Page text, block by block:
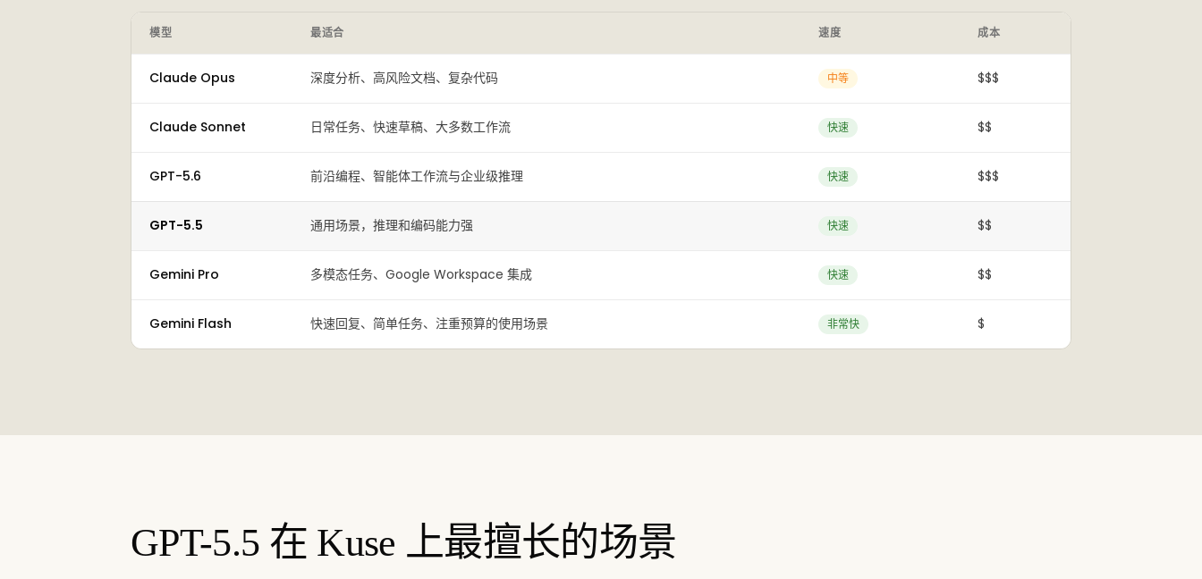
模型 最适合 速度 成本
Claude Opus 深度分析、高风险文档、复杂代码 中等 $$$
Claude Sonnet 日常任务、快速草稿、大多数工作流 快速 $$
GPT-5.6 前沿编程、智能体工作流与企业级推理 快速 $$$
GPT-5.5 通用场景，推理和编码能力强 快速 $$
Gemini Pro 多模态任务、Google Workspace 集成 快速 $$
Gemini Flash 快速回复、简单任务、注重预算的使用场景 非常快 $
GPT-5.5 在 Kuse 上最擅长的场景